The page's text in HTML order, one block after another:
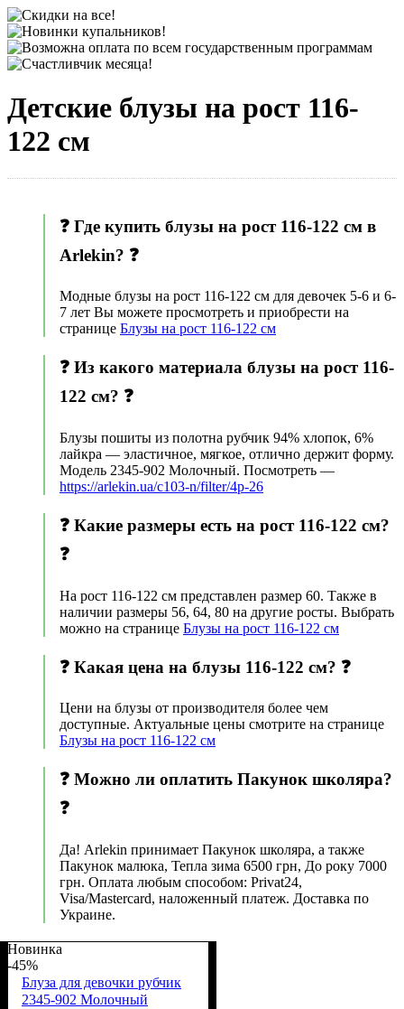
Детские блузы на рост 116-
122 см
❓ Где купить блузы на рост 116-122 см в
Arlekin? ❓
Модные блузы на рост 116-122 см для девочек 5-6 и 6-
7 лет Вы можете просмотреть и приобрести на
странице Блузы на рост 116-122 см
❓ Из какого материала блузы на рост 116-
122 см? ❓
Блузы пошиты из полотна рубчик 94% хлопок, 6%
лайкра — эластичное, мягкое, отлично держит форму.
Модель 2345-902 Молочный. Посмотреть —
https://arlekin.ua/c103-n/filter/4p-26
❓ Какие размеры есть на рост 116-122 см?
❓
На рост 116-122 см представлен размер 60. Также в
наличии размеры 56, 64, 80 на другие росты. Выбрать
можно на странице Блузы на рост 116-122 см
❓ Какая цена на блузы 116-122 см? ❓
Цени на блузы от производителя более чем
доступные. Актуальные цены смотрите на странице
Блузы на рост 116-122 см
❓ Можно ли оплатить Пакунок школяра?
❓
Да! Arlekin принимает Пакунок школяра, а также
Пакунок малюка, Тепла зима 6500 грн, До року 7000
грн. Оплата любым способом: Privat24,
Visa/Mastercard, наложенный платеж. Доставка по
Украине.
Новинка
-45%
Блуза для девочки рубчик
2345-902 Молочный